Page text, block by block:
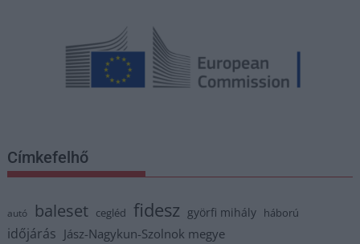
Címkefelhő
autó baleset cegléd fidesz györfi mihály háború
időjárás Jász-Nagykun-Szolnok megye